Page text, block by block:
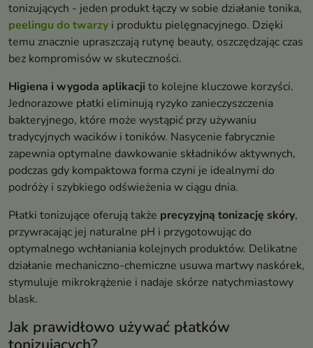
tonizujących - jeden produkt łączy w sobie działanie tonika,
peelingu do twarzy i produktu pielęgnacyjnego. Dzięki
temu znacznie upraszczają rutynę beauty, oszczędzając czas
bez kompromisów w skuteczności.
Higiena i wygoda aplikacji to kolejne kluczowe korzyści.
Jednorazowe płatki eliminują ryzyko zanieczyszczenia
bakteryjnego, które może wystąpić przy używaniu
tradycyjnych wacików i toników. Nasycenie fabrycznie
zapewnia optymalne dawkowanie składników aktywnych,
podczas gdy kompaktowa forma czyni je idealnymi do
podróży i szybkiego odświeżenia w ciągu dnia.
Płatki tonizujące oferują także precyzyjną tonizację skóry,
przywracając jej naturalne pH i przygotowując do
optymalnego wchłaniania kolejnych produktów. Delikatne
działanie mechaniczno-chemiczne usuwa martwy naskórek,
stymuluje mikrokrążenie i nadaje skórze natychmiastowy
blask.
Jak prawidłowo używać płatków